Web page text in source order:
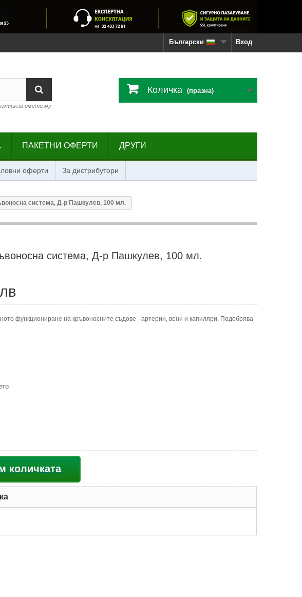
Вход
Български
напишеш името му
Количка (празна)
ПАКЕТНИ ОФЕРТИ ДРУГИ
оферти За дистрибутори
система, Д-р Пашкулев, 100 мл.
система, Д-р Пашкулев, 100 мл.
функциониране на кръвоносните съдове - артерии, вени и капиляри. Подобрява
количката